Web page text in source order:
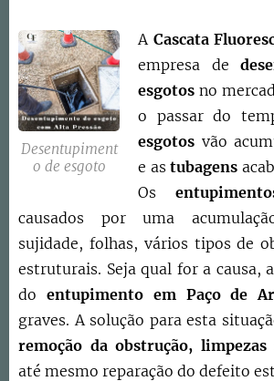
Desentupiment
o de esgoto
A Cascata
empresa de
esgotos no
o passar do
esgotos vão
e astubagens
Os
causados por uma
sujidade, folhas, vários tipos de
estruturais. Seja qual for a causa,
do entupimento em Paço de
graves. A solução para esta
remoção da obstrução,
até mesmo reparação do defeito